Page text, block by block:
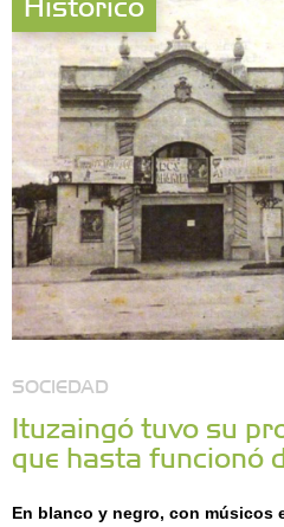
SOCIEDAD
Ituzaingó tuvo su
que hasta funcionó
En blanco y negro, con músicos